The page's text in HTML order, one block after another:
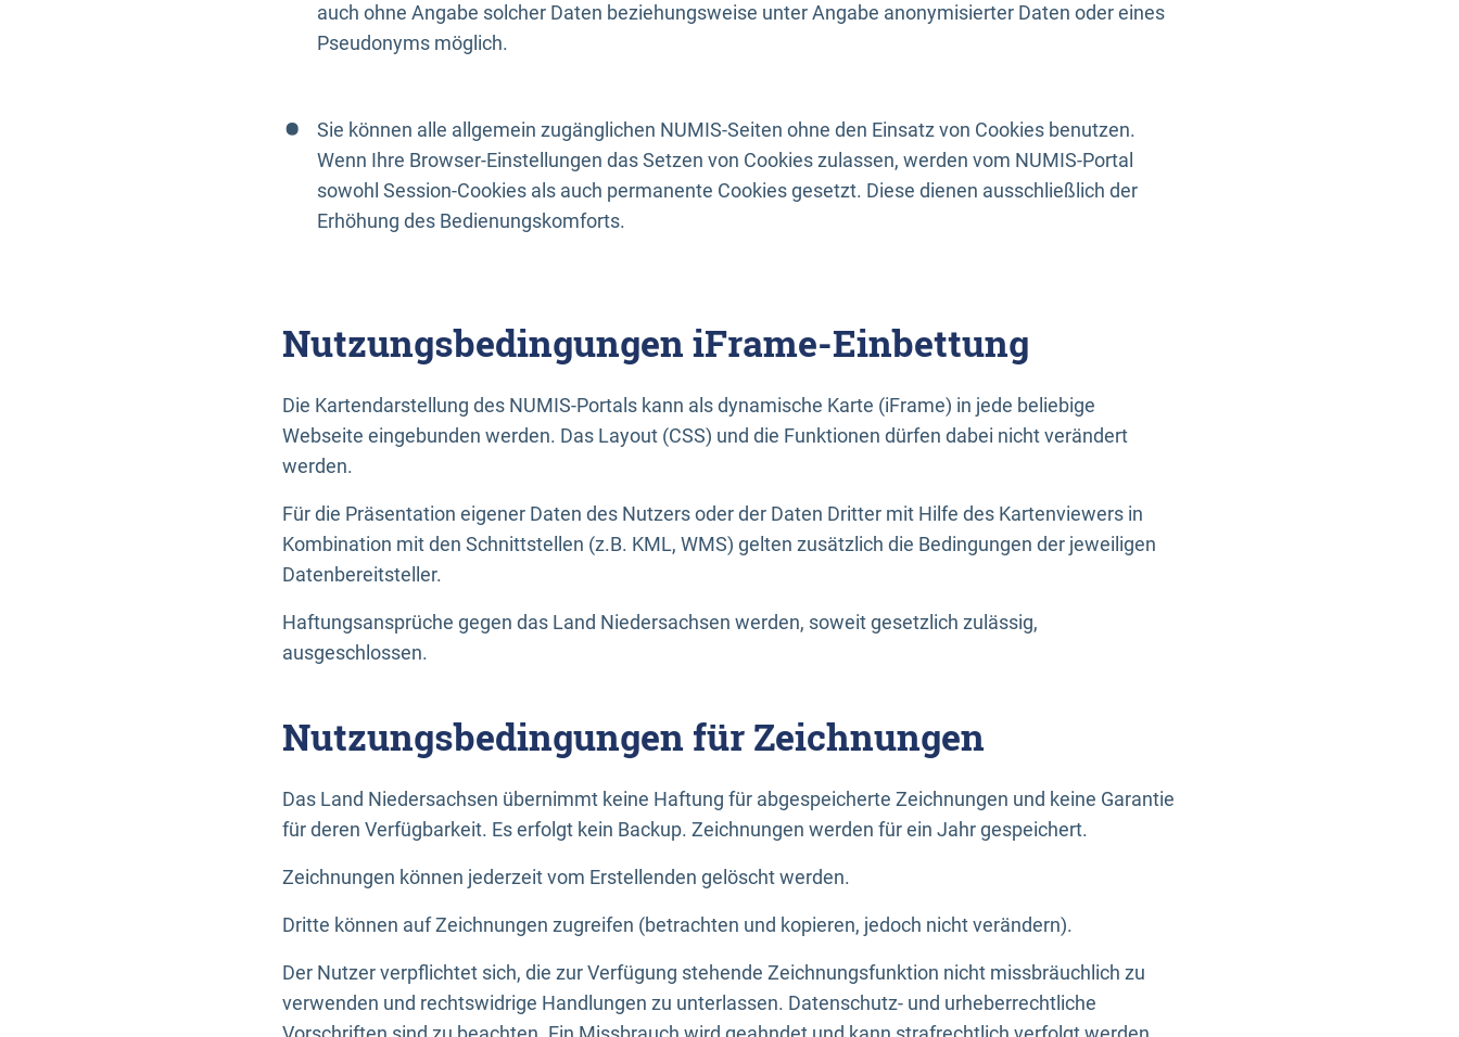
auch ohne Angabe solcher Daten beziehungsweise unter Angabe anonymisierter Daten oder eines
Pseudonyms möglich.
Sie können alle allgemein zugänglichen NUMIS-Seiten ohne den Einsatz von Cookies benutzen.
Wenn Ihre Browser-Einstellungen das Setzen von Cookies zulassen, werden vom NUMIS-Portal
sowohl Session-Cookies als auch permanente Cookies gesetzt. Diese dienen ausschließlich der
Erhöhung des Bedienungskomforts.
Nutzungsbedingungen iFrame-Einbettung
Die Kartendarstellung des NUMIS-Portals kann als dynamische Karte (iFrame) in jede beliebige
Webseite eingebunden werden. Das Layout (CSS) und die Funktionen dürfen dabei nicht verändert
werden.
Für die Präsentation eigener Daten des Nutzers oder der Daten Dritter mit Hilfe des Kartenviewers in
Kombination mit den Schnittstellen (z.B. KML, WMS) gelten zusätzlich die Bedingungen der jeweiligen
Datenbereitsteller.
Haftungsansprüche gegen das Land Niedersachsen werden, soweit gesetzlich zulässig,
ausgeschlossen.
Nutzungsbedingungen für Zeichnungen
Das Land Niedersachsen übernimmt keine Haftung für abgespeicherte Zeichnungen und keine Garantie
für deren Verfügbarkeit. Es erfolgt kein Backup. Zeichnungen werden für ein Jahr gespeichert.
Zeichnungen können jederzeit vom Erstellenden gelöscht werden.
Dritte können auf Zeichnungen zugreifen (betrachten und kopieren, jedoch nicht verändern).
Der Nutzer verpflichtet sich, die zur Verfügung stehende Zeichnungsfunktion nicht missbräuchlich zu
verwenden und rechtswidrige Handlungen zu unterlassen. Datenschutz- und urheberrechtliche